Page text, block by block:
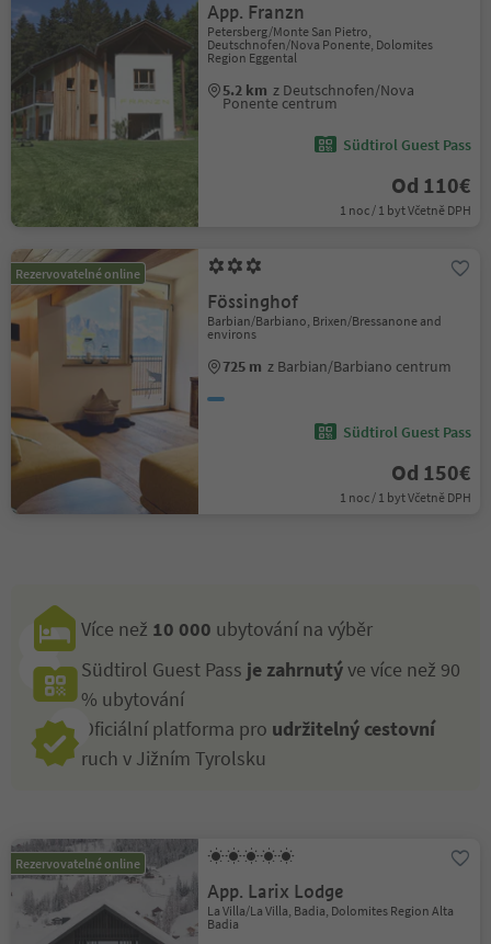
App. Franzn
Petersberg/Monte San Pietro,
Deutschnofen/Nova Ponente, Dolomites
Region Eggental
5.2 km z Deutschnofen/Nova
Ponente centrum
Südtirol Guest Pass
Od 110€
1 noc / 1 byt Včetně DPH
Rezervovatelné online
Fössinghof
Barbian/Barbiano, Brixen/Bressanone and
environs
725 m z Barbian/Barbiano centrum
Südtirol Guest Pass
Od 150€
1 noc / 1 byt Včetně DPH
Více než 10 000 ubytování na výběr
Südtirol Guest Pass je zahrnutýve více než 90
% ubytování
Oficiální platforma pro udržitelný cestovní
ruch v Jižním Tyrolsku
Rezervovatelné online
App. Larix Lodge
La Villa/La Villa, Badia, Dolomites Region Alta
Badia